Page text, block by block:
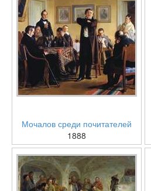
Мочалов среди почитателей
1888